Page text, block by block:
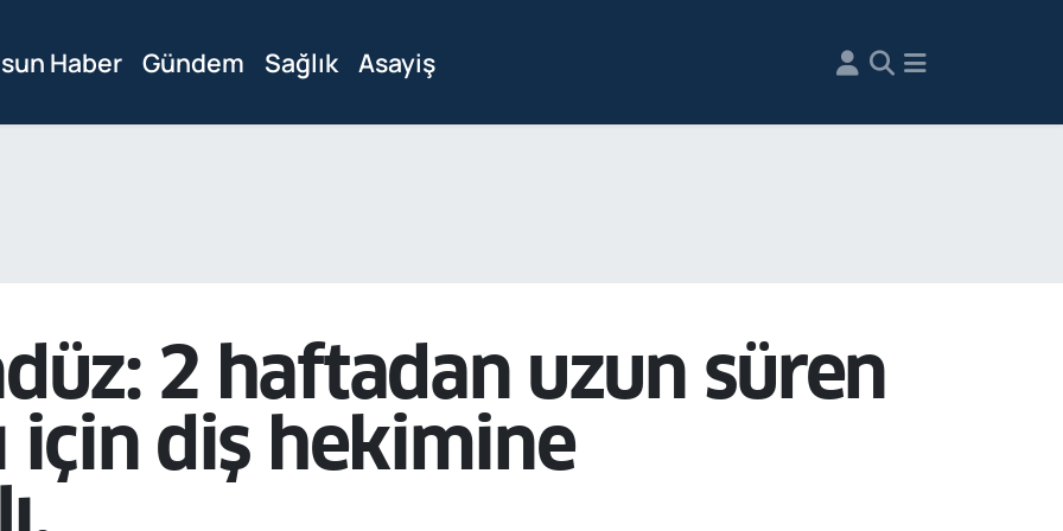
Haber Gündem Sağlık Asayiş
2 haftadan uzun süren
için diş hekimine